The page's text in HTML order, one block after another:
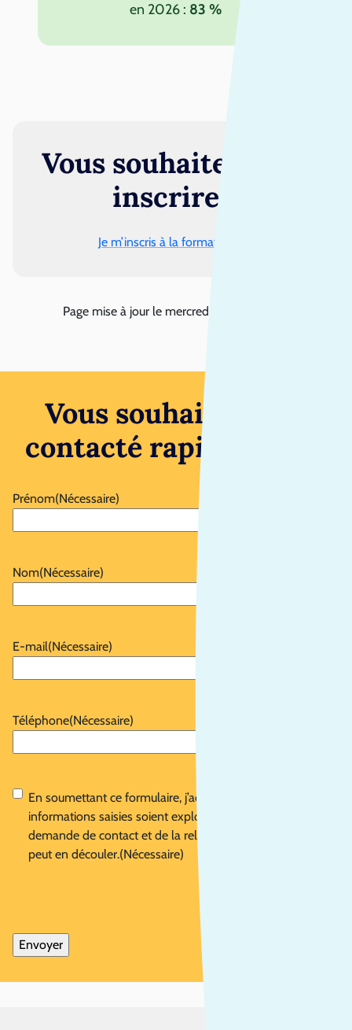
en 2026 : 83 %
Vous souhaitez vous
inscrire ?
Je m’inscris à la formation
Page mise à jour le mercredi 29 juillet 2026
Vous souhaitez être
contacté rapidement ?
Prénom(Nécessaire)
Nom(Nécessaire)
E-mail(Nécessaire)
Téléphone(Nécessaire)
RGPD(Nécessaire)
En soumettant ce formulaire, j’accepte que les
informations saisies soient exploitées dans le cadre de la
demande de contact et de la relation commerciale qui
peut en découler.(Nécessaire)